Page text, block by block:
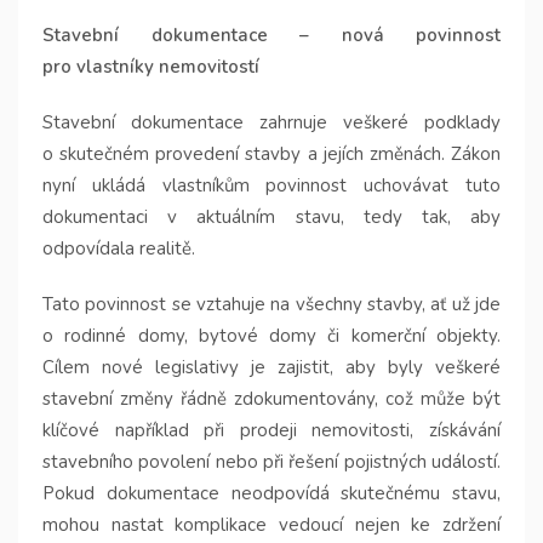
Stavební dokumentace – nová povinnost
pro vlastníky nemovitostí
Stavební dokumentace zahrnuje veškeré podklady
o skutečném provedení stavby a jejích změnách. Zákon
nyní ukládá vlastníkům povinnost uchovávat tuto
dokumentaci v aktuálním stavu, tedy tak, aby
odpovídala realitě.
Tato povinnost se vztahuje na všechny stavby, ať už jde
o rodinné domy, bytové domy či komerční objekty.
Cílem nové legislativy je zajistit, aby byly veškeré
stavební změny řádně zdokumentovány, což může být
klíčové například při prodeji nemovitosti, získávání
stavebního povolení nebo při řešení pojistných událostí.
Pokud dokumentace neodpovídá skutečnému stavu,
mohou nastat komplikace vedoucí nejen ke zdržení